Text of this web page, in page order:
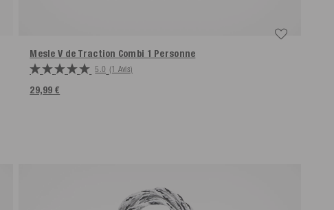
Mesle V de Traction Combi 1 Personne
5.0 (1 Avis)
29,99 €